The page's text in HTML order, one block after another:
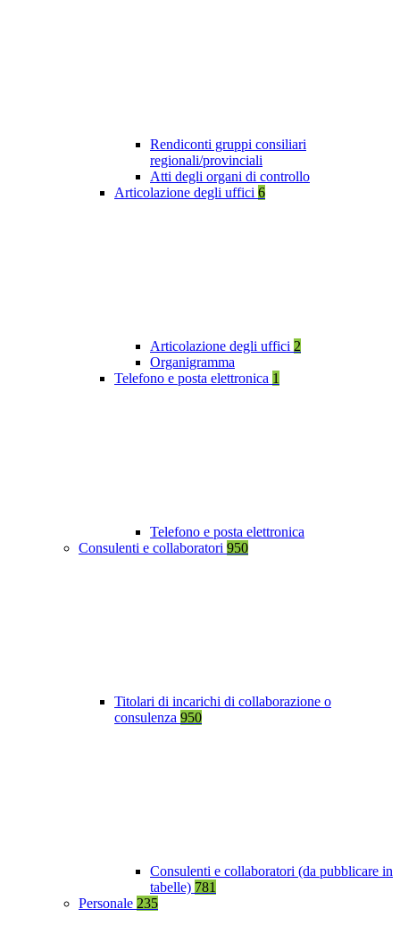
Rendiconti gruppi consiliari
regionali/provinciali
Atti degli organi di controllo
Articolazione degli uffici 6
Articolazione degli uffici 2
Organigramma
Telefono e posta elettronica 1
Telefono e posta elettronica
Consulenti e collaboratori 950
Titolari di incarichi di collaborazione o
consulenza 950
Consulenti e collaboratori (da pubblicare in
tabelle) 781
Personale 235